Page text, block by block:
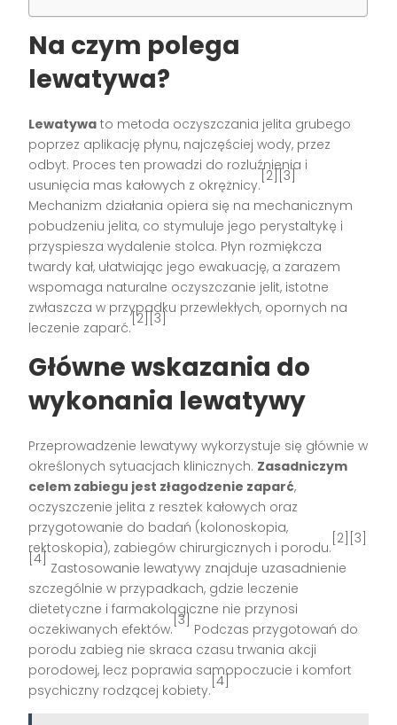
Na czym polega
lewatywa?
Lewatywa to metoda oczyszczania jelita grubego
poprzez aplikację płynu, najczęściej wody, przez
odbyt. Proces ten prowadzi do rozluźnienia i
usunięcia mas kałowych z okrężnicy.
[2][3]
Mechanizm działania opiera się na mechanicznym
pobudzeniu jelita, co stymuluje jego perystaltykę i
przyspiesza wydalenie stolca. Płyn rozmiękcza
twardy kał, ułatwiając jego ewakuację, a zarazem
wspomaga naturalne oczyszczanie jelit, istotne
zwłaszcza w przypadku przewlekłych, opornych na
leczenie zaparć.
[2][3]
Główne wskazania do
wykonania lewatywy
Przeprowadzenie lewatywy wykorzystuje się głównie w
określonych sytuacjach klinicznych. Zasadniczym
celem zabiegu jest złagodzenie zaparć,
oczyszczenie jelita z resztek kałowych oraz
przygotowanie do badań (kolonoskopia,
rektoskopia), zabiegów chirurgicznych i porodu.
[2][3]
[4]
Zastosowanie lewatywy znajduje uzasadnienie
szczególnie w przypadkach, gdzie leczenie
dietetyczne i farmakologiczne nie przynosi
oczekiwanych efektów.
[3]
Podczas przygotowań do
porodu zabieg nie skraca czasu trwania akcji
porodowej, lecz poprawia samopoczucie i komfort
psychiczny rodzącej kobiety.
[4]